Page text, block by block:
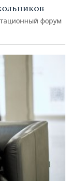
форум